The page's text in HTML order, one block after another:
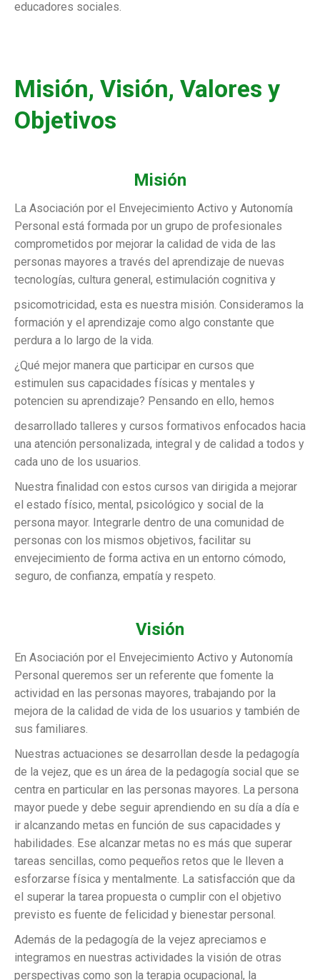
educadores sociales.
Misión, Visión, Valores y
Objetivos
Misión
La Asociación por el Envejecimiento Activo y Autonomía
Personal está formada por un grupo de profesionales
comprometidos por mejorar la calidad de vida de las
personas mayores a través del aprendizaje de nuevas
tecnologías, cultura general, estimulación cognitiva y
psicomotricidad, esta es nuestra misión. Consideramos la
formación y el aprendizaje como algo constante que
perdura a lo largo de la vida.
¿Qué mejor manera que participar en cursos que
estimulen sus capacidades físicas y mentales y
potencien su aprendizaje? Pensando en ello, hemos
desarrollado talleres y cursos formativos enfocados hacia
una atención personalizada, integral y de calidad a todos y
cada uno de los usuarios.
Nuestra finalidad con estos cursos van dirigida a mejorar
el estado físico, mental, psicológico y social de la
persona mayor. Integrarle dentro de una comunidad de
personas con los mismos objetivos, facilitar su
envejecimiento de forma activa en un entorno cómodo,
seguro, de confianza, empatía y respeto.
Visión
En Asociación por el Envejecimiento Activo y Autonomía
Personal queremos ser un referente que fomente la
actividad en las personas mayores, trabajando por la
mejora de la calidad de vida de los usuarios y también de
sus familiares.
Nuestras actuaciones se desarrollan desde la pedagogía
de la vejez, que es un área de la pedagogía social que se
centra en particular en las personas mayores. La persona
mayor puede y debe seguir aprendiendo en su día a día e
ir alcanzando metas en función de sus capacidades y
habilidades. Ese alcanzar metas no es más que superar
tareas sencillas, como pequeños retos que le lleven a
esforzarse física y mentalmente. La satisfacción que da
el superar la tarea propuesta o cumplir con el objetivo
previsto es fuente de felicidad y bienestar personal.
Además de la pedagogía de la vejez apreciamos e
integramos en nuestras actividades la visión de otras
perspectivas como son la terapia ocupacional, la